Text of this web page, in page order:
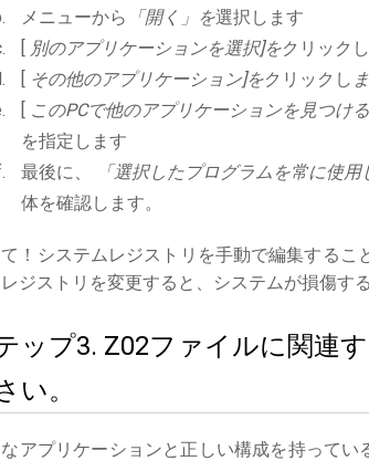
メニューから
「開く」を選択します
[ 別のアプリケーションを選択]をクリックし
[ その他のアプリケーション]をクリックし
[ このPCで他のアプリケーションを見つけ
を指定します
最後に、
「選択したプログラムを常に使
体を確認します。
！システムレジストリを手動で編集する
ジストリを変更すると、システムが損傷す
ップ3. Z02ファイルに関連
い。
アプリケーションと正しい構成を持ってい